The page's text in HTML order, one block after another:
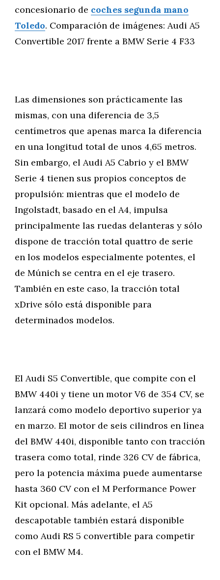
concesionario de coches segunda mano
Toledo. Comparación de imágenes: Audi A5
Convertible 2017 frente a BMW Serie 4 F33
Las dimensiones son prácticamente las
mismas, con una diferencia de 3,5
centímetros que apenas marca la diferencia
en una longitud total de unos 4,65 metros.
Sin embargo, el Audi A5 Cabrio y el BMW
Serie 4 tienen sus propios conceptos de
propulsión: mientras que el modelo de
Ingolstadt, basado en el A4, impulsa
principalmente las ruedas delanteras y sólo
dispone de tracción total quattro de serie
en los modelos especialmente potentes, el
de Múnich se centra en el eje trasero.
También en este caso, la tracción total
xDrive sólo está disponible para
determinados modelos.
El Audi S5 Convertible, que compite con el
BMW 440i y tiene un motor V6 de 354 CV, se
lanzará como modelo deportivo superior ya
en marzo. El motor de seis cilindros en línea
del BMW 440i, disponible tanto con tracción
trasera como total, rinde 326 CV de fábrica,
pero la potencia máxima puede aumentarse
hasta 360 CV con el M Performance Power
Kit opcional. Más adelante, el A5
descapotable también estará disponible
como Audi RS 5 convertible para competir
con el BMW M4.